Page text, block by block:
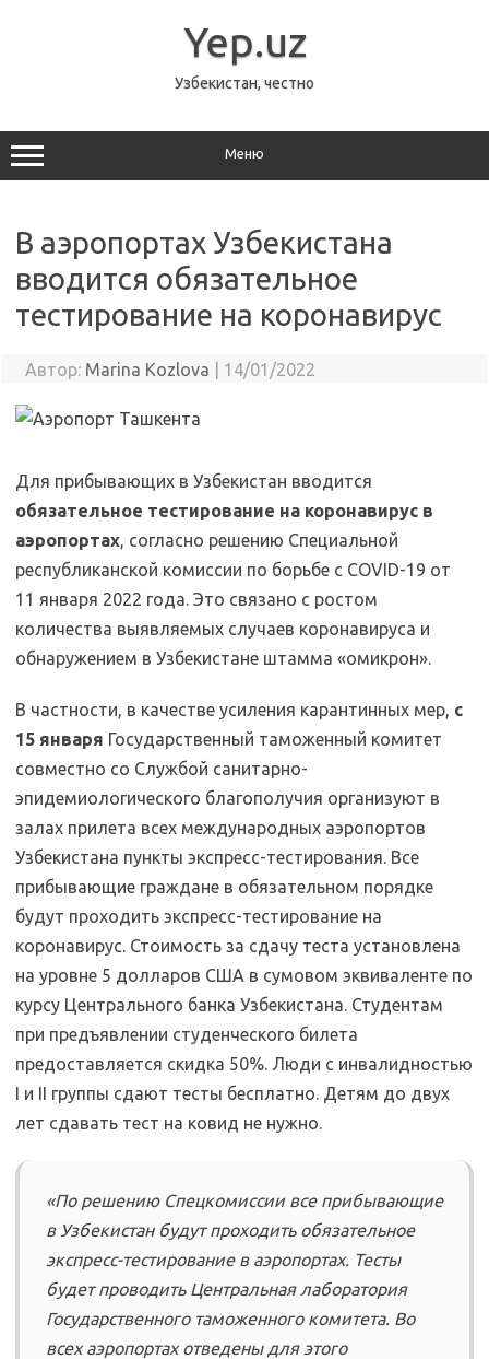
Yep.uz
Узбекистан, честно
Меню
В аэропортах Узбекистана
вводится обязательное
тестирование на коронавирус
Автор: Marina Kozlova 14/01/2022
Для прибывающих в Узбекистан вводится
обязательное тестирование на коронавирус в
аэропортах, согласно решению Специальной
республиканской комиссии по борьбе с COVID-19 от
11 января 2022 года. Это связано с ростом
количества выявляемых случаев коронавируса и
обнаружением в Узбекистане штамма «омикрон».
В частности, в качестве усиления карантинных мер, с
15 января Государственный таможенный комитет
совместно со Службой санитарно-
эпидемиологического благополучия организуют в
залах прилета всех международных аэропортов
Узбекистана пункты экспресс-тестирования. Все
прибывающие граждане в обязательном порядке
будут проходить экспресс-тестирование на
коронавирус. Стоимость за сдачу теста установлена
на уровне 5 долларов США в сумовом эквиваленте по
курсу Центрального банка Узбекистана. Студентам
при предъявлении студенческого билета
предоставляется скидка 50%. Люди с инвалидностью
I и II группы сдают тесты бесплатно. Детям до двух
лет сдавать тест на ковид не нужно.
«По решению Спецкомиссии все прибывающие
в Узбекистан будут проходить обязательное
экспресс-тестирование в аэропортах. Тесты
будет проводить Центральная лаборатория
Государственного таможенного комитета. Во
всех аэропортах отведены для этого